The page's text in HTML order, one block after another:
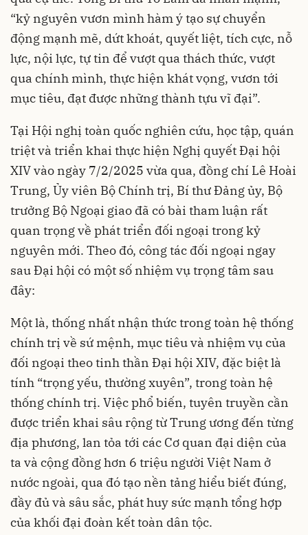
“kỷ nguyên vươn mình hàm ý tạo sự chuyển
động mạnh mẽ, dứt khoát, quyết liệt, tích cực, nỗ
lực, nội lực, tự tin để vượt qua thách thức, vượt
qua chính mình, thực hiện khát vọng, vươn tới
mục tiêu, đạt được những thành tựu vĩ đại”.
Tại Hội nghị toàn quốc nghiên cứu, học tập, quán
triệt và triển khai thực hiện Nghị quyết Đại hội
XIV vào ngày 7/2/2025 vừa qua, đồng chí Lê Hoài
Trung, Ủy viên Bộ Chính trị, Bí thư Đảng ủy, Bộ
trưởng Bộ Ngoại giao đã có bài tham luận rất
quan trọng về phát triển đối ngoại trong kỷ
nguyên mới. Theo đó, công tác đối ngoại ngay
sau Đại hội có một số nhiệm vụ trọng tâm sau
đây:
Một là, thống nhất nhận thức trong toàn hệ thống
chính trị về sứ mệnh, mục tiêu và nhiệm vụ của
đối ngoại theo tinh thần Đại hội XIV, đặc biệt là
tính “trọng yếu, thường xuyên”, trong toàn hệ
thống chính trị. Việc phổ biến, tuyên truyền cần
được triển khai sâu rộng từ Trung ương đến từng
địa phương, lan tỏa tới các Cơ quan đại diện của
ta và cộng đồng hơn 6 triệu người Việt Nam ở
nước ngoài, qua đó tạo nền tảng hiểu biết đúng,
đầy đủ và sâu sắc, phát huy sức mạnh tổng hợp
của khối đại đoàn kết toàn dân tộc.